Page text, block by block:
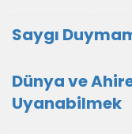
Saygı
Dünya ve
Uyanabilmek